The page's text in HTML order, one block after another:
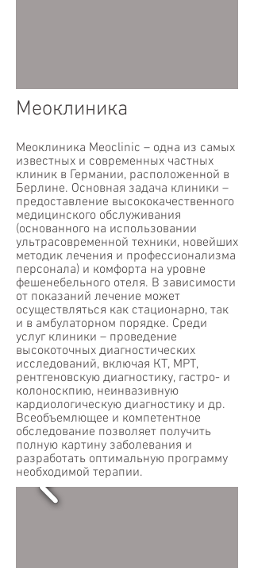
Меоклиника
Меоклиника Meoclinic – одна из самых
известных и современных частных
клиник в Германии, расположенной в
Берлине. Основная задача клиники –
предоставление высококачественного
медицинского обслуживания
(основанного на использовании
ультрасовременной техники, новейших
методик лечения и профессионализма
персонала) и комфорта на уровне
фешенебельного отеля. В зависимости
от показаний лечение может
осуществляться как стационарно, так
и в амбулаторном порядке. Среди
услуг клиники – проведение
высокоточных диагностических
исследований, включая КТ, МРТ,
рентгеновскую диагностику, гастро- и
колоноскпию, неинвазивную
кардиологическую диагностику и др.
Всеобъемлющее и компетентное
обследование позволяет получить
полную картину заболевания и
разработать оптимальную программу
необходимой терапии.